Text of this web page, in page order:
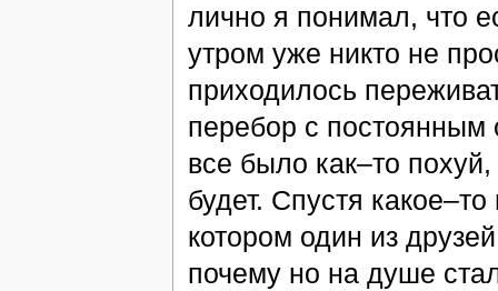
лично я понимал, что
утром уже никто не
приходилось
перебор с
все было как–то
будет. Спустя
котором один из
почему но на душе